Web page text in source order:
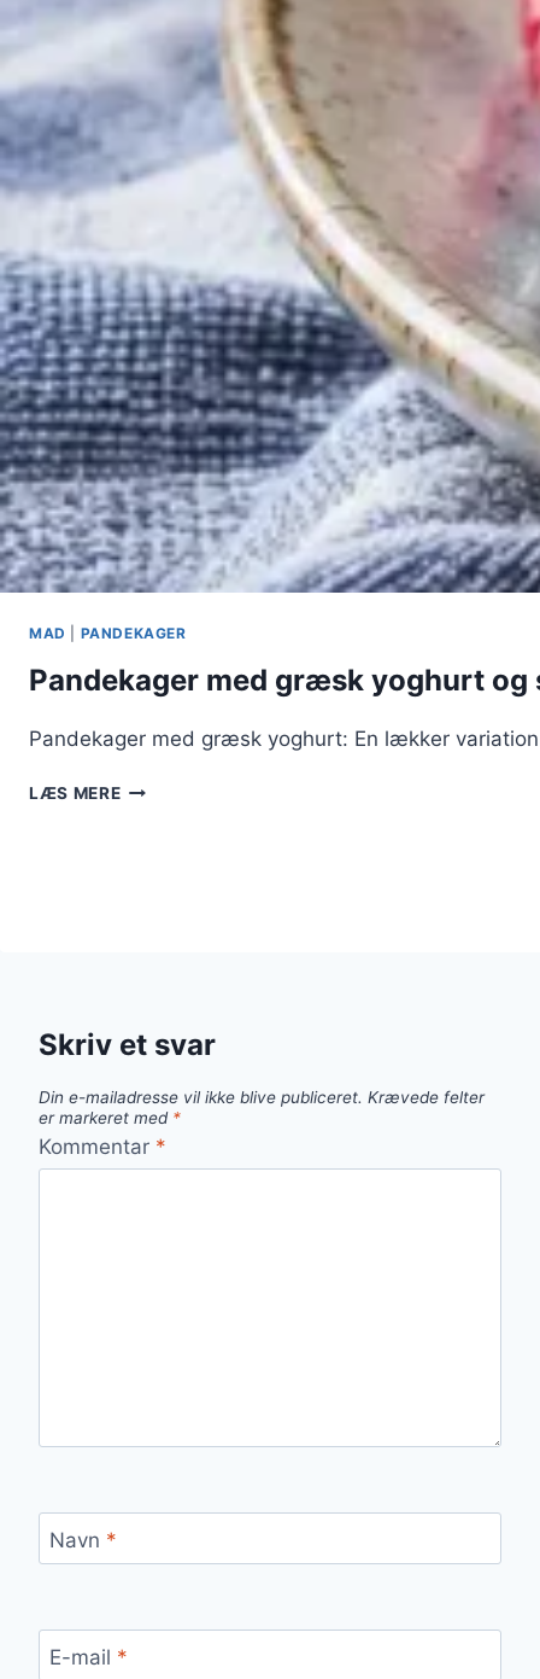
MAD PANDEKAGER
Pandekager med græsk yoghurt og
Pandekager med græsk yoghurt: En lækker
LÆS MEREPANDEKAGER
Skriv et svar
Din e-mailadresse vil ikke blive publiceret. Krævede felter
er markeret med *
Kommentar *
Navn *
E-mail *